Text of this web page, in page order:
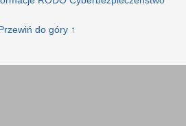
do góry ↑